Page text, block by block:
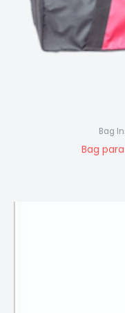
Bag
Bag